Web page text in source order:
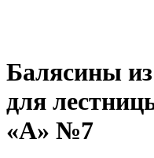
Балясины
для
«А» №7